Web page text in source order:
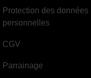
Protection des données
personnelles
CGV
Parrainage